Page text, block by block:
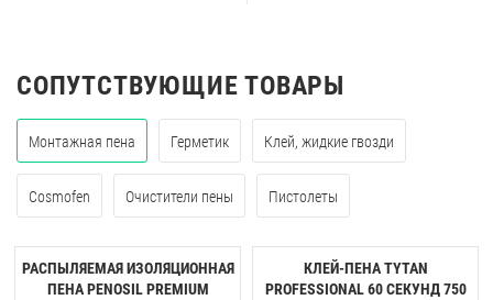
СОПУТСТВУЮЩИЕ ТОВАРЫ
Монтажная пена Герметик Клей, жидкие гвозди
Cosmofen Очистители пены Пистолеты
РАСПЫЛЯЕМАЯ ИЗОЛЯЦИОННАЯ
ПЕНА PENOSIL PREMIUM
КЛЕЙ-ПЕНА TYTAN
PROFESSIONAL 60 CЕКУНД 750